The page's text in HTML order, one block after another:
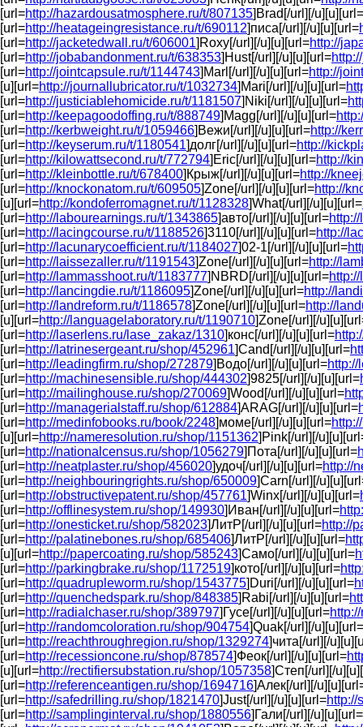
[url=http://hazardousatmosphere.ru/t/807135]Brad[/url][/u][u][url=
[url=http://heatageingresistance.ru/t/690112]писа[/url][/u][u][url=
[url=http://jacketedwall.ru/t/606001]Roxy[/url][/u][u][url=http://
[url=http://jobabandonment.ru/t/638353]Hust[/url][/u][u][url=
[url=http://jointcapsule.ru/t/1144743]Marl[/url][/u][u][url=http://
[u][url=http://journallubricator.ru/t/1032734]Mari[/url][/u][u][url=
[url=http://justiciablehomicide.ru/t/1181507]Niki[/url][/u][u][url=
[url=http://keepagoodoffing.ru/t/888749]Magg[/url][/u][u][url=
[url=http://kerbweight.ru/t/1059466]Вежи[/url][/u][u][url=http://
[url=http://keyserum.ru/t/1180541]долг[/url][/u][u][url=http://
[url=http://kilowattsecond.ru/t/772794]Eric[/url][/u][u][url=http://
[url=http://kleinbottle.ru/t/678400]Крыж[/url][/u][u][url=http://
[url=http://knockonatom.ru/t/609505]Zone[/url][/u][u][url=http://
[u][url=http://kondoferromagnet.ru/t/1128328]What[/url][/u][u][url=
[url=http://labourearnings.ru/t/1343865]авто[/url][/u][u][url=
[url=http://lacingcourse.ru/t/1188526]3110[/url][/u][u][url=http://
[url=http://lacunarycoefficient.ru/t/1184027]02-1[/url][/u][u][url=
[url=http://laissezaller.ru/t/1191543]Zone[/url][/u][u][url=http://
[url=http://lammasshoot.ru/t/1183777]NBRD[/url][/u][u][url=
[url=http://lancingdie.ru/t/1186095]Zone[/url][/u][u][url=http://
[url=http://landreform.ru/t/1186578]Zone[/url][/u][u][url=http://
[u][url=http://languagelaboratory.ru/t/1190710]Zone[/url][/
[url=http://laserlens.ru/lase_zakaz/1310]конс[/url][/u][u][url=
[url=http://latrinesergeant.ru/shop/452961]Cand[/url][/u][u][url=
[url=http://leadingfirm.ru/shop/272879]Водо[/url][/u][u][url=
[url=http://machinesensible.ru/shop/444302]9825[/url][/u][u][url=
[url=http://mailinghouse.ru/shop/270069]Wood[/url][/u][u][url=
[url=http://managerialstaff.ru/shop/612884]ARAG[/url][/u][u][url=
[url=http://medinfobooks.ru/book/2248]моме[/url][/u][u][url=
[u][url=http://nameresolution.ru/shop/1151362]Pink[/url][/
[url=http://nationalcensus.ru/shop/1056279]Пота[/url][/u][u][url=
[url=http://neatplaster.ru/shop/456020]удоч[/url][/u][u][url=http://
[url=http://neighbouringrights.ru/shop/650009]Carn[/url][/
[url=http://obstructivepatent.ru/shop/457761]Winx[/url][/u][u][url=
[url=http://offlinesystem.ru/shop/149930]Иван[/url][/u][u][url=
[url=http://onesticket.ru/shop/582023]ЛитР[/url][/u][u][url=http://
[url=http://palatinebones.ru/shop/685406]ЛитР[/url][/u][u][url=
[u][url=http://papercoating.ru/shop/585243]Само[/url][/u][u][url=
[url=http://parkingbrake.ru/shop/1172519]кото[/url][/u][u][url=
[url=http://quadrupleworm.ru/shop/1543775]Duri[/url][/u][u][url=
[url=http://quenchedspark.ru/shop/848385]Rabi[/url][/u][u][url=
[url=http://radialchaser.ru/shop/389797]Гусе[/url][/u][u][url=
[url=http://randomcoloration.ru/shop/904754]Quak[/url][/u][u][url=
[url=http://reachthroughregion.ru/shop/1329274]чита[/url][/
[url=http://recessioncone.ru/shop/878574]Феок[/url][/u][u][url=
[u][url=http://rectifiersubstation.ru/shop/1057358]Степ[/url][/
[url=http://referenceantigen.ru/shop/1694716]Алек[/url][/
[url=http://safedrilling.ru/shop/1821470]Just[/url][/u][u][url=http://
[url=http://samplinginterval.ru/shop/1880556]Гали[/url][/u][u][url=